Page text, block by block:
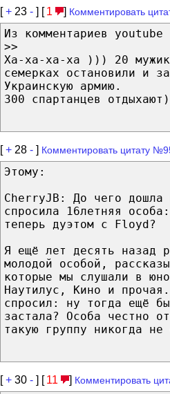
[+ 23 - ] [ 1 ] Комментировать
Из комментариев youtube
>>
Ха-ха-ха-ха ))) 20
семерках остановили и
Украинскую армию.
300 спартанцев
[+ 28 - ] Комментировать цитату
Этому:
CherryJB: До чего дошла
спросила 16летняя
теперь дуэтом с Floyd?
Я ещё лет десять назад
молодой особой,
которые мы слушали в
Наутилус, Кино и
спросил: ну тогда ещё
застала? Особа честно
такую группу никогда не
[+ 30 - ] [ 11 ] Комментировать